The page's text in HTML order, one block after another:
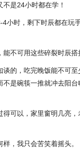
是24小时都在学！
小时，剩下时辰都在玩
不可用这些碎裂时辰搭
的，吃完晚饭能不可至
不是碗筷一推就冲去阳台
得可以，家里窗明几亮
，我只会苦笑着摇头。